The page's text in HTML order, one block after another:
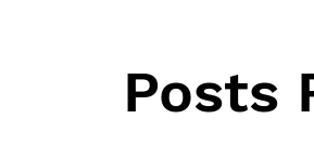
Posts